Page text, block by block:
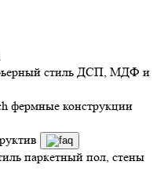
стиль ДСП, МДФ и
фермные конструкции
паркетный пол, стены